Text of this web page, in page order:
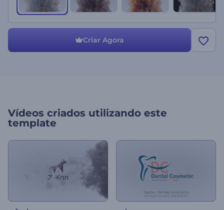
Criar Agora
Vídeos criados utilizando este
template